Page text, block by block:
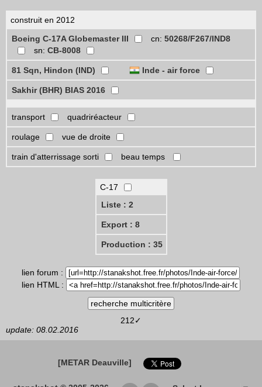
construit en 2012
Boeing C-17A Globemaster III
cn: 50268/F267/IND8
sn: CB-8008
81 Sqn, Hindon (IND) Inde - air force
Sakhir (BHR) BIAS 2016
transport quadriréacteur
roulage vue de droite
train d'atterrissage sorti beau temps
C-17
Liste : 2
Export : 8
Production : 35
lien forum :
lien HTML :
212✓
update: 08.02.2016
[METAR Deauville]